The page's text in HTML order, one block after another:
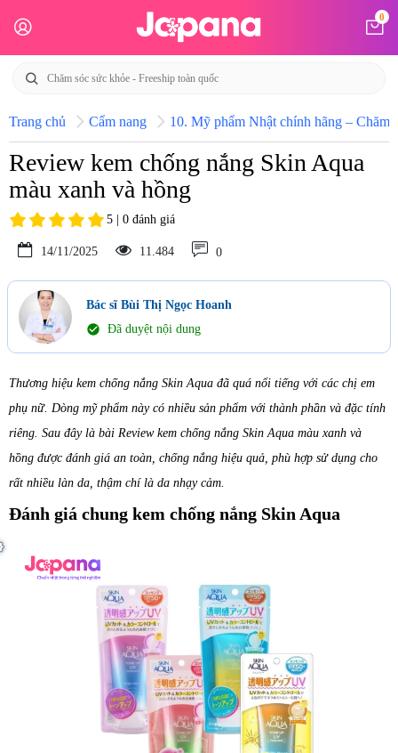
0
Trang chủ Cẩm nang 10. Mỹ phẩm Nhật chính hãng – Chăm
Review kem chống nắng Skin Aqua
màu xanh và hồng
5 | 0 đánh giá
14/11/2025 11.484 0
Bác sĩ Bùi Thị Ngọc Hoanh
check_circle Đã duyệt nội dung
Thương hiệu kem chống nắng Skin Aqua đã quá nổi tiếng với các chị em
phụ nữ. Dòng mỹ phẩm này có nhiều sản phẩm với thành phần và đặc tính
riêng. Sau đây là bài Review kem chống nắng Skin Aqua màu xanh và
hồng được đánh giá an toàn, chống nắng hiệu quả, phù hợp sử dụng cho
rất nhiều làn da, thậm chí là da nhạy cảm.
Đánh giá chung kem chống nắng Skin Aqua